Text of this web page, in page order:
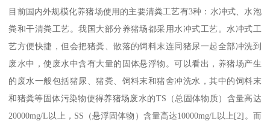
目前国内外规模化养猪场使用的主要清粪工艺有3种：水冲式、水泡
粪和干清粪工艺。我国大部分养猪场都采用水冲式工艺。水冲式工
艺方便快捷，但会把猪粪、散落的饲料末连同猪尿一起全部冲洗到
废水中，使废水中含有大量的固体悬浮物。可以看出，养猪场产生
的废水一般包括猪尿、猪粪、饲料末和猪舍冲洗水，其中的饲料末
和猪粪等固体污染物使得养猪场废水的TS（总固体物质）含量高达
20000mg/L以上，SS（悬浮固体物）含量高达10000mg/L以上[2]。而